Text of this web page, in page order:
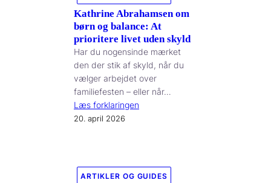
Kathrine Abrahamsen om
børn og balance: At
prioritere livet uden skyld
Har du nogensinde mærket
den der stik af skyld, når du
vælger arbejdet over
familiefesten – eller når…
Læs forklaringen
20. april 2026
ARTIKLER OG GUIDES